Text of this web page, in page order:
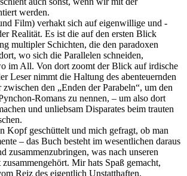
werden.
Film) verhakt sich auf eigenwillige und -
Realität. Es ist die auf den ersten Blick
multipler Schichten, die den paradoxen
wo sich die Parallelen schneiden,
im All. Von dort zoomt der Blick auf irdische
Leser nimmt die Haltung des abenteuernden
den „Enden der Parabeln“, um den
Romans zu nennen, – um also dort
und unliebsam Disparates beim trauten
Kopf geschüttelt und mich gefragt, ob man
– das Buch besteht im wesentlichen daraus
zusammenzubringen, was nach unseren
Mir hats Spaß gemacht,
Reiz des eigentlich Unstatthaften.